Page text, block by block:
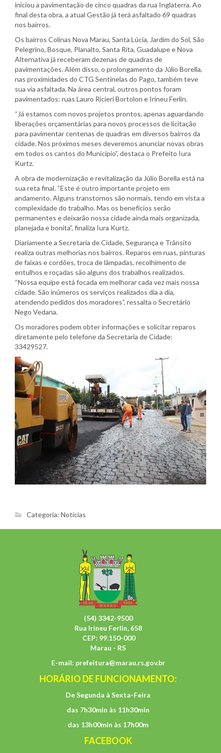
iniciou a pavimentação de cinco quadras da rua Inglaterra. Ao
final desta obra, a atual Gestão já terá asfaltado 69 quadras
nos bairros.
Os bairros Colinas Nova Marau, Santa Lúcia, Jardim do Sol, São
Pelegrino, Bosque, Planalto, Santa Rita, Guadalupe e Nova
Alternativa já receberam dezenas de quadras de
pavimentações. Além disso, o prolongamento da Júlio Borella,
nas proximidades do CTG Sentinelas do Pago, também teve
sua via asfaltada. Na área central, outros pontos foram
pavimentados: ruas Lauro Ricieri Bortolon e Irineu Ferlin.
“Já estamos com novos projetos prontos, apenas aguardando
liberações orçamentárias para novos processos de licitação
para pavimentar centenas de quadras em diversos bairros da
cidade. Nos próximos meses deveremos anunciar novas obras
em todos os cantos do Município”, destaca o Prefeito Iura
Kurtz.
A obra de modernização e revitalização da Júlio Borella está na
sua reta final. “Este é outro importante projeto em
andamento. Alguns transtornos são normais, tendo em vista a
complexidade do trabalho. Mas os benefícios serão
permanentes e deixarão nossa cidade ainda mais organizada,
planejada e bonita”, finaliza Iura Kurtz.
Diariamente a Secretaria de Cidade, Segurança e Trânsito
realiza outras melhorias nos bairros. Reparos em ruas, pinturas
de faixas e cordões, troca de lâmpadas, recolhimento de
entulhos e roçadas são alguns dos trabalhos realizados.
“Nossa equipe está focada em melhorar cada vez mais nossa
cidade. São inúmeros os serviços realizados dia a dia,
atendendo pedidos dos moradores”, ressalta o Secretário
Nego Vedana.
Os moradores podem obter informações e solicitar reparos
diretamente pelo telefone da Secretaria de Cidade:
33429527.
Categoria: Notícias
(54) 3342-9500
Rua Irineu Ferlin, 658
CEP: 99.150-000
Marau - RS
E-mail: prefeitura@marau.rs.gov.br
HORÁRIO DE FUNCIONAMENTO:
De Segunda à Sexta-Feira
das 7h30min às 11h30min
das 13h00min às 17h00m
FACEBOOK